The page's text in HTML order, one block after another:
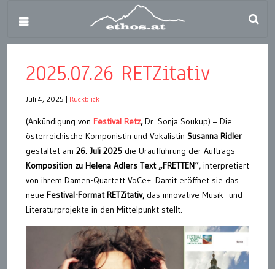
2025.07.26 RETZitativ
Juli 4, 2025 Rückblick
(Ankündigung von Festival Retz,Dr. Sonja Soukup) – Die
österreichische Komponistin und Vokalistin Susanna Ridler
gestaltet am 26. Juli 2025 die Uraufführung der Auftrags-
Komposition zu Helena Adlers Text „FRETTEN“, interpretiert
von ihrem Damen-Quartett VoCe+. Damit eröffnet sie das
neue Festival-Format RETZitativ,das innovative Musik- und
Literaturprojekte in den Mittelpunkt stellt.